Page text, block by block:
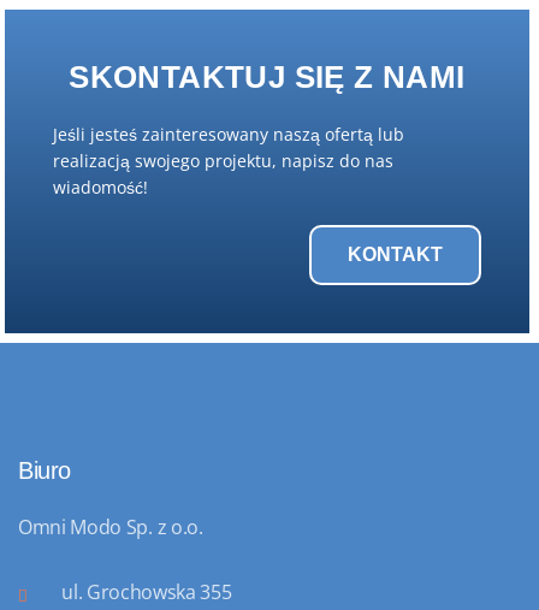
SKONTAKTUJ SIĘ Z NAMI
Jeśli jesteś zainteresowany naszą ofertą lub
realizacją swojego projektu, napisz do nas
wiadomość!
KONTAKT
Biuro
Omni Modo Sp. z o.o.
ul. Grochowska 355